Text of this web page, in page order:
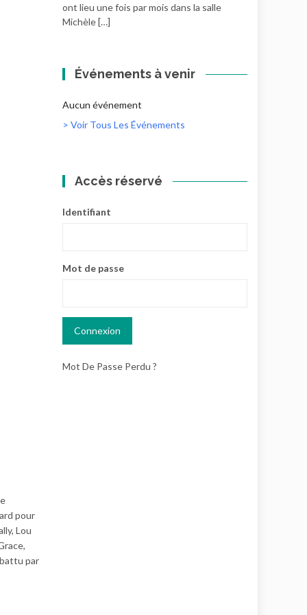
pour
Lou
par
ont lieu une fois par mois dans la salle
Michèle […]
Événements à venir
Aucun événement
> Voir Tous Les Événements
Accès réservé
Identifiant
Mot de passe
Mot De Passe Perdu ?